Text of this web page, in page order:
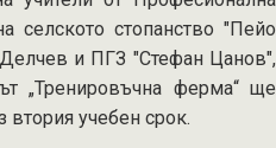
селското стопанство "Пейо
и ПГЗ "Стефан Цанов",
„Тренировъчна ферма“ ще
учебен срок.